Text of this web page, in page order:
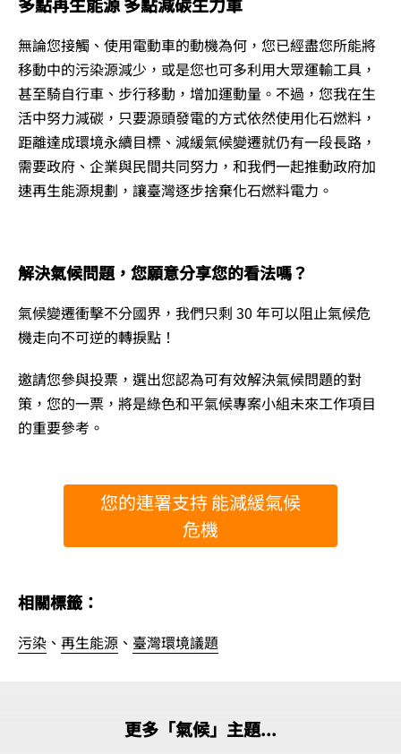
無論您接觸、使用電動車的動機為何，您已經盡您所能將
移動中的污染源減少，或是您也可多利用大眾運輸工具，
甚至騎自行車、步行移動，增加運動量。不過，您我在生
活中努力減碳，只要源頭發電的方式依然使用化石燃料，
距離達成環境永續目標、減緩氣候變遷就仍有一段長路，
需要政府、企業與民間共同努力，和我們一起推動政府加
速再生能源規劃，讓臺灣逐步捨棄化石燃料電力。
解決氣候問題，您願意分享您的看法嗎？
氣候變遷衝擊不分國界，我們只剩 30 年可以阻止氣候危
機走向不可逆的轉捩點！
邀請您參與投票，選出您認為可有效解決氣候問題的對
策，您的一票，將是綠色和平氣候專案小組未來工作項目
的重要參考。
您的連署支持 能減緩氣候
危機
相關標籤：
污染 、 再生能源 、 臺灣環境議題
更多「氣候」主題...